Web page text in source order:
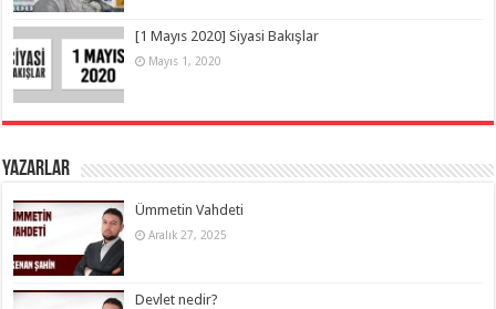
[1 Mayıs 2020] Siyasi Bakışlar
Mayıs 1, 2020
Yazarlar
Ümmetin Vahdeti
Aralık 27, 2025
Devlet nedir?